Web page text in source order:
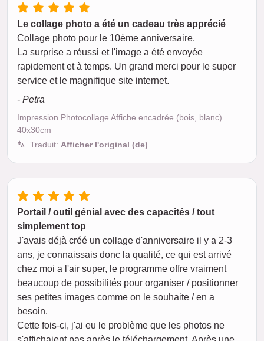
Le collage photo a été un cadeau très apprécié
Collage photo pour le 10ème anniversaire.
La surprise a réussi et l'image a été envoyée
rapidement et à temps. Un grand merci pour le super
service et le magnifique site internet.
- Petra
Impression Photocollage Affiche encadrée (bois, blanc)
40x30cm
Traduit: Afficher l'original (de)
Portail / outil génial avec des capacités / tout
simplement top
J'avais déjà créé un collage d'anniversaire il y a 2-3
ans, je connaissais donc la qualité, ce qui est arrivé
chez moi a l'air super, le programme offre vraiment
beaucoup de possibilités pour organiser / positionner
ses petites images comme on le souhaite / en a
besoin.
Cette fois-ci, j'ai eu le problème que les photos ne